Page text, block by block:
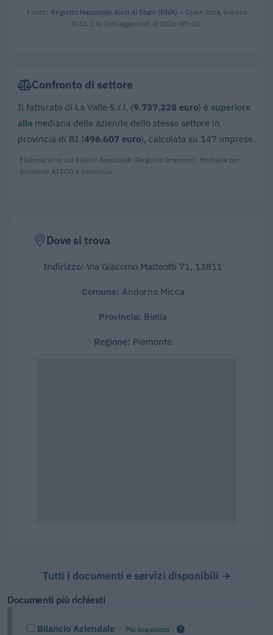
Fonte: Registro Nazionale Aiuti di Stato (RNA) – Open Data, licenza
IODL 2.0. Dati aggiornati al 2026-07-02.
Confronto di settore
Il fatturato di La Valle S.r.l. (9.737.328 euro) è superiore
alla mediana delle aziende dello stesso settore in
provincia di BI (496.607 euro), calcolata su 147 imprese.
Elaborazione sui bilanci depositati (Registro Imprese). Mediana per
divisione ATECO e provincia.
Dove si trova
Indirizzo: Via Giacomo Matteotti 71, 13811
Comune: Andorno Micca
Provincia: Biella
Regione: Piemonte
Tutti i documenti e servizi disponibili →
Documenti più richiesti
Bilancio Aziendale Più acquistato